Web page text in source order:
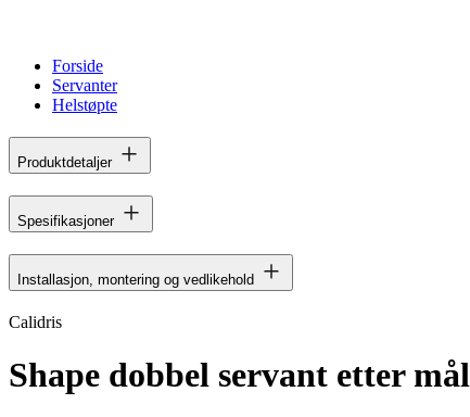
Forside
Servanter
Helstøpte
Produktdetaljer
Spesifikasjoner
Installasjon, montering og vedlikehold
Calidris
Shape dobbel servant etter mål